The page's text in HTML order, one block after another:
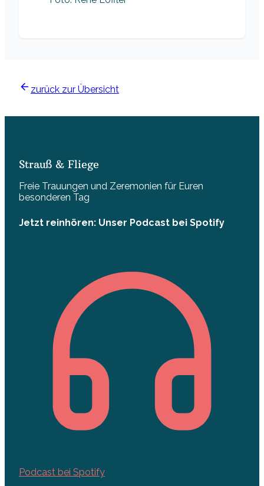
zurück zur Übersicht
Strauß & Fliege
Freie Trauungen und Zeremonien für Euren
besonderen Tag
Jetzt reinhören: Unser Podcast bei Spotify
Podcast bei Spotify